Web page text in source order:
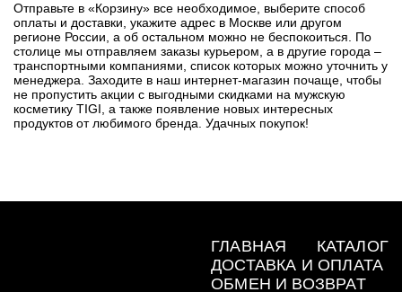
Отправьте в «Корзину» все необходимое, выберите способ
оплаты и доставки, укажите адрес в Москве или другом
регионе России, а об остальном можно не беспокоиться. По
столице мы отправляем заказы курьером, а в другие города –
транспортными компаниями, список которых можно уточнить у
менеджера. Заходите в наш интернет-магазин почаще, чтобы
не пропустить акции с выгодными скидками на мужскую
косметику TIGI, а также появление новых интересных
продуктов от любимого бренда. Удачных покупок!
ГЛАВНАЯ
КАТАЛОГ
ДОСТАВКА И ОПЛАТА
ОБМЕН И ВОЗВРАТ